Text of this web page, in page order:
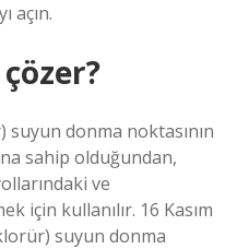
açın.
donma noktasının
sahip olduğundan,
ve
için kullanılır. 16 Kasım
suyun donma